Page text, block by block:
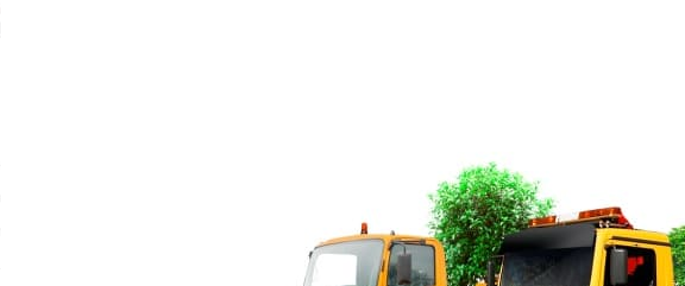
ушло минимум времени.
срочно заказать и на конкретное время, день – заранее. Можно без
на имущество, точным соблюдением времени и всех требований.
Заказать эвакуатор авто по городу и в пригород, с быстрой подачей